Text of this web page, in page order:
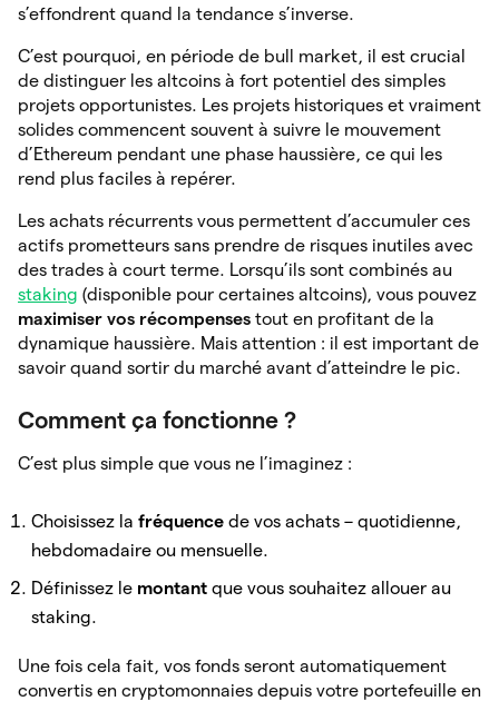
s’effondrent quand la tendance s’inverse.
C’est pourquoi, en période de bull market, il est crucial
de distinguer les altcoins à fort potentiel des simples
projets opportunistes. Les projets historiques et vraiment
solides commencent souvent à suivre le mouvement
d’Ethereum pendant une phase haussière, ce qui les
rend plus faciles à repérer.
Les achats récurrents vous permettent d’accumuler ces
actifs prometteurs sans prendre de risques inutiles avec
des trades à court terme. Lorsqu’ils sont combinés au
staking (disponible pour certaines altcoins), vous pouvez
maximiser vos récompenses tout en profitant de la
dynamique haussière. Mais attention : il est important de
savoir quand sortir du marché avant d’atteindre le pic.
Comment ça fonctionne ?
C’est plus simple que vous ne l’imaginez :
Choisissez la fréquence de vos achats – quotidienne,
hebdomadaire ou mensuelle.
Définissez le montant que vous souhaitez allouer au
staking.
Une fois cela fait, vos fonds seront automatiquement
convertis en cryptomonnaies depuis votre portefeuille en